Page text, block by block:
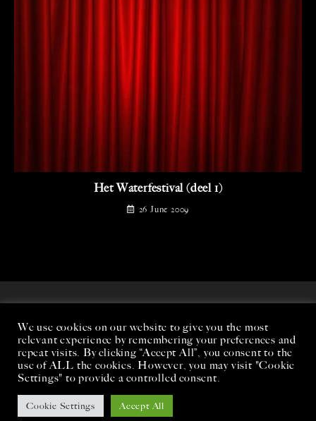
Het Waterfestival (deel 1)
26 June 2009
We use cookies on our website to give you the most
relevant experience by remembering your preferences and
repeat visits. By clicking “Accept All”, you consent to the
use of ALL the cookies. However, you may visit "Cookie
Settings" to provide a controlled consent.
Cookie Settings Accept All